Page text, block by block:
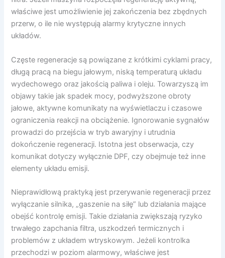
właściwe jest umożliwienie jej zakończenia bez zbędnych
przerw, o ile nie występują alarmy krytyczne innych
układów.
Częste regeneracje są powiązane z krótkimi cyklami pracy,
długą pracą na biegu jałowym, niską temperaturą układu
wydechowego oraz jakością paliwa i oleju. Towarzyszą im
objawy takie jak spadek mocy, podwyższone obroty
jałowe, aktywne komunikaty na wyświetlaczu i czasowe
ograniczenia reakcji na obciążenie. Ignorowanie sygnałów
prowadzi do przejścia w tryb awaryjny i utrudnia
dokończenie regeneracji. Istotna jest obserwacja, czy
komunikat dotyczy wyłącznie DPF, czy obejmuje też inne
elementy układu emisji.
Nieprawidłową praktyką jest przerywanie regeneracji przez
wyłączanie silnika, „gaszenie na siłę” lub działania mające
obejść kontrolę emisji. Takie działania zwiększają ryzyko
trwałego zapchania filtra, uszkodzeń termicznych i
problemów z układem wtryskowym. Jeżeli kontrolka
przechodzi w poziom alarmowy, właściwe jest